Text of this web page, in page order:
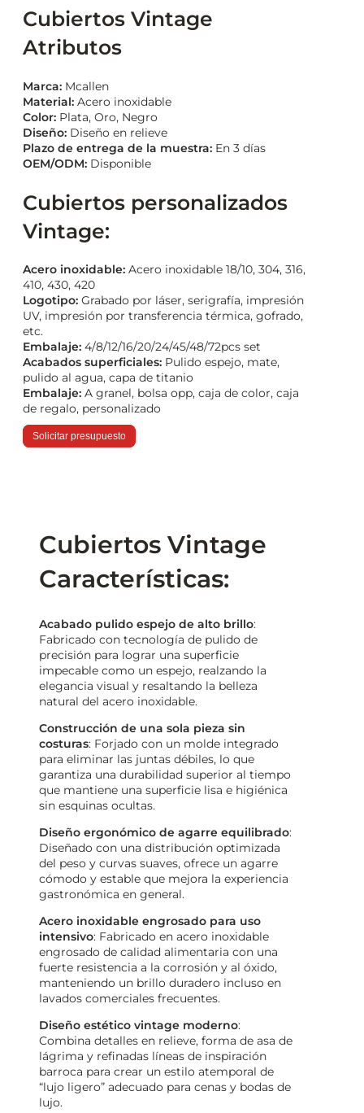
Cubiertos Vintage
Atributos
Marca: Mcallen
Material: Acero inoxidable
Color: Plata, Oro, Negro
Diseño: Diseño en relieve
Plazo de entrega de la muestra: En 3 días
OEM/ODM: Disponible
Cubiertos personalizados
Vintage:
Acero inoxidable: Acero inoxidable 18/10, 304, 316,
410, 430, 420
Logotipo: Grabado por láser, serigrafía, impresión
UV, impresión por transferencia térmica, gofrado,
etc.
Embalaje: 4/8/12/16/20/24/45/48/72pcs set
Acabados superficiales: Pulido espejo, mate,
pulido al agua, capa de titanio
Embalaje: A granel, bolsa opp, caja de color, caja
de regalo, personalizado
Solicitar presupuesto
Cubiertos Vintage
Características:
Acabado pulido espejo de alto brillo:
Fabricado con tecnología de pulido de
precisión para lograr una superficie
impecable como un espejo, realzando la
elegancia visual y resaltando la belleza
natural del acero inoxidable.
Construcción de una sola pieza sin
costuras: Forjado con un molde integrado
para eliminar las juntas débiles, lo que
garantiza una durabilidad superior al tiempo
que mantiene una superficie lisa e higiénica
sin esquinas ocultas.
Diseño ergonómico de agarre equilibrado:
Diseñado con una distribución optimizada
del peso y curvas suaves, ofrece un agarre
cómodo y estable que mejora la experiencia
gastronómica en general.
Acero inoxidable engrosado para uso
intensivo: Fabricado en acero inoxidable
engrosado de calidad alimentaria con una
fuerte resistencia a la corrosión y al óxido,
manteniendo un brillo duradero incluso en
lavados comerciales frecuentes.
Diseño estético vintage moderno:
Combina detalles en relieve, forma de asa de
lágrima y refinadas líneas de inspiración
barroca para crear un estilo atemporal de
“lujo ligero” adecuado para cenas y bodas de
lujo.